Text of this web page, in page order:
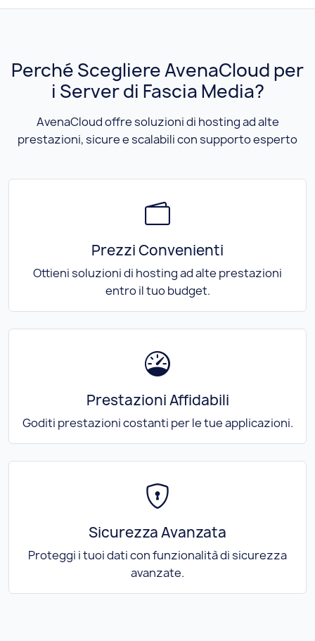
Perché Scegliere AvenaCloud per
i Server di Fascia Media?
AvenaCloud offre soluzioni di hosting ad alte
prestazioni, sicure e scalabili con supporto esperto
Prezzi Convenienti
Ottieni soluzioni di hosting ad alte prestazioni
entro il tuo budget.
Prestazioni Affidabili
Goditi prestazioni costanti per le tue applicazioni.
Sicurezza Avanzata
Proteggi i tuoi dati con funzionalità di sicurezza
avanzate.